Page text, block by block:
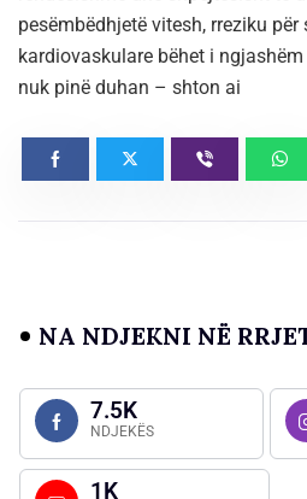
pesëmbëdhjetë vitesh, rreziku për
kardiovaskulare bëhet i
nuk pinë duhan – shton ai
NA NDJEKNI NË
7.5K
NDJEKËS
1K